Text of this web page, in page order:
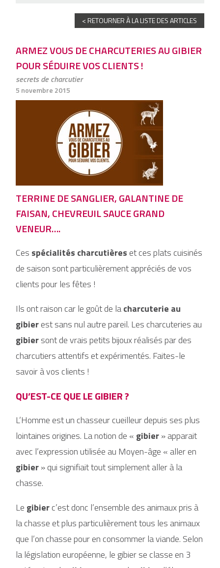
< RETOURNER À LA LISTE DES ARTICLES
ARMEZ VOUS DE CHARCUTERIES AU GIBIER
POUR SÉDUIRE VOS CLIENTS !
secrets de charcutier
5 novembre 2015
TERRINE DE SANGLIER, GALANTINE DE
FAISAN, CHEVREUIL SAUCE GRAND
VENEUR….
Ces spécialités charcutières et ces plats cuisinés
de saison sont particulièrement appréciés de vos
clients pour les fêtes !
Ils ont raison car le goût de lacharcuterie au
gibierest sans nul autre pareil. Les charcuteries au
gibiersont de vrais petits bijoux réalisés par des
charcutiers attentifs et expérimentés. Faites-le
savoir à vos clients !
QU’EST-CE QUE LE GIBIER ?
L’Homme est un chasseur cueilleur depuis ses plus
lointaines origines. La notion de « gibier» apparait
avec l’expression utilisée au Moyen-âge « aller en
gibier» qui signifiait tout simplement aller à la
chasse.
Le gibierc’est donc l’ensemble des animaux pris à
la chasse et plus particulièrement tous les animaux
que l’on chasse pour en consommer la viande. Selon
la législation européenne, le gibier se classe en 3